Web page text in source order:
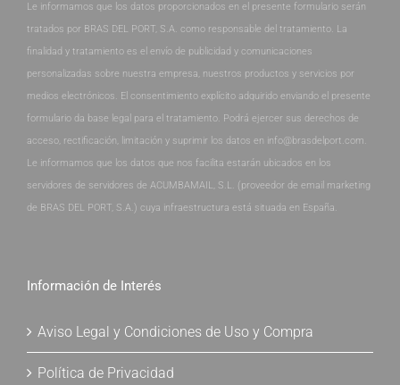
Le informamos que los datos proporcionados en el presente formulario serán
tratados por BRAS DEL PORT, S.A. como responsable del tratamiento. La
finalidad y tratamiento es el envío de publicidad y comunicaciones
personalizadas sobre nuestra empresa, nuestros productos y servicios por
medios electrónicos. El consentimiento explícito adquirido enviando el presente
formulario da base legal para el tratamiento. Podrá ejercer sus derechos de
acceso, rectificación, limitación y suprimir los datos en info@brasdelport.com.
Le informamos que los datos que nos facilita estarán ubicados en los
servidores de servidores de ACUMBAMAIL, S.L. (proveedor de email marketing
de BRAS DEL PORT, S.A.) cuya infraestructura está situada en España.
Información de Interés
Aviso Legal y Condiciones de Uso y Compra
Política de Privacidad